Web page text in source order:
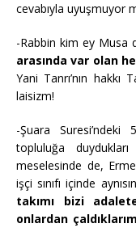
cevabıyla uyuşmuyor
-Rabbin kim ey Musa
arasında var olan
Yani Tanrı’nın hakkı
laisizm!
-Şuara
topluluğa
meselesinde de,
işçi sınıfı içinde
takımı bizi
onlardan